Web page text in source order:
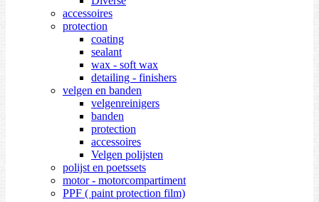
accessoires
protection
coating
sealant
wax - soft wax
detailing - finishers
velgen en banden
velgenreinigers
banden
protection
accessoires
Velgen polijsten
polijst en poetssets
motor - motorcompartiment
PPF ( paint protection film)